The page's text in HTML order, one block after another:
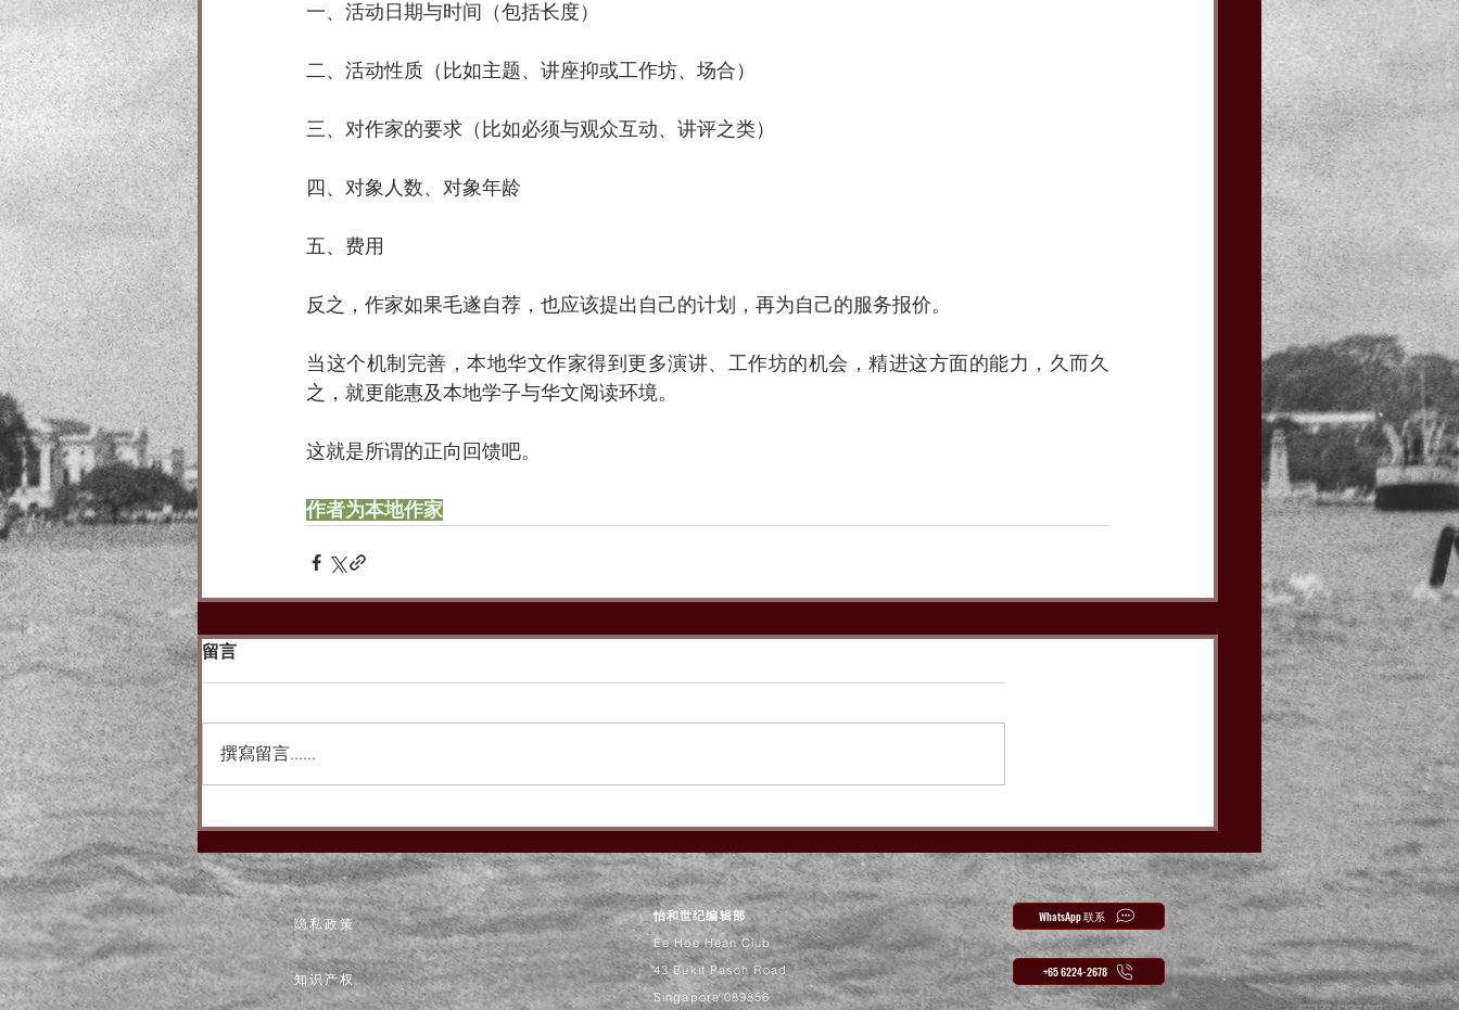
一、活动日期与时间（包括长度）
二、活动性质（比如主题、讲座抑或工作坊、场合）
三、对作家的要求（比如必须与观众互动、讲评之类）
四、对象人数、对象年龄
五、费用
反之，作家如果毛遂自荐，也应该提出自己的计划，再为自己的服务报价。
当这个机制完善，本地华文作家得到更多演讲、工作坊的机会，精进这方面的能力，久而久
之，就更能惠及本地学子与华文阅读环境。
这就是所谓的正向回馈吧。
作者为本地作家
留言
撰寫留言......
隐私政策
知识产权
怡和世纪编辑部
Ee Hoe Hean Club
43 Bukit Pasoh Road
Singapore 089856
WhatsApp 联系
+65 6224-2678